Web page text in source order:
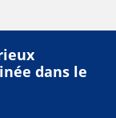
dans le